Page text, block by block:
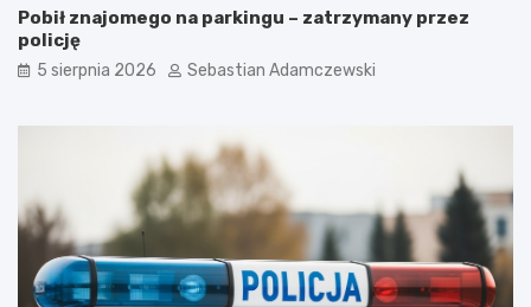
Pobił znajomego na parkingu – zatrzymany przez
policję
5 sierpnia 2026 Sebastian Adamczewski